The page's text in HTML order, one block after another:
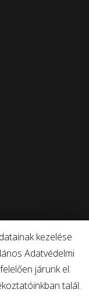
kezelése
Adatvédelmi
járunk el.
talál.